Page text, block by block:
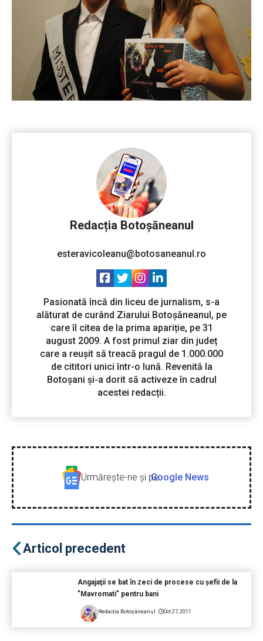
Redacția Botoșăneanul
esteravicoleanu@botosaneanul.ro
Pasionată încă din liceu de jurnalism, s-a
alăturat de curând Ziarului Botoșăneanul, pe
care îl citea de la prima apariție, pe 31
august 2009. A fost primul ziar din județ
care a reușit să treacă pragul de 1.000.000
de cititori unici într-o lună. Revenită la
Botoșani și-a dorit să activeze în cadrul
acestei redacții.
Urmăreşte-ne şi peGoogle News
Articol precedent
Angajaţii se bat în zeci de procese cu şefii de la
"Mavromati" pentru bani
Redacția Botoșăneanul Oct 27, 2011